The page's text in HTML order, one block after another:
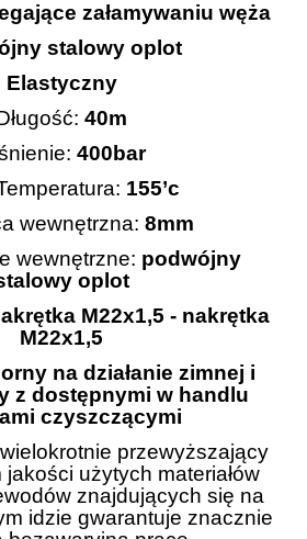
załamywaniu węża
stalowy oplot
Elastyczny
40m
400bar
155’c
wewnętrzna: 8mm
wewnętrzne: podwójny
oplot
M22x1,5 - nakrętka
M22x1,5
na działanie zimnej i
z dostępnymi w handlu
czyszczącymi
przewyższający
użytych materiałów
znajdujących się na
idzie gwarantuje znacznie